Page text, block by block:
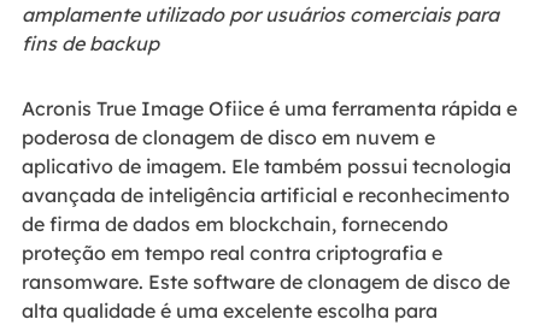
amplamente utilizado por usuários comerciais para
fins de backup
Acronis True Image Ofiice é uma ferramenta rápida e
poderosa de clonagem de disco em nuvem e
aplicativo de imagem. Ele também possui tecnologia
avançada de inteligência artificial e reconhecimento
de firma de dados em blockchain, fornecendo
proteção em tempo real contra criptografia e
ransomware. Este software de clonagem de disco de
alta qualidade é uma excelente escolha para